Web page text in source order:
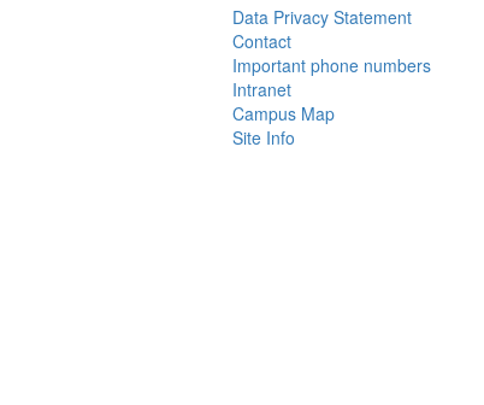
Data Privacy Statement
Contact
Important phone numbers
Intranet
Campus Map
Site Info